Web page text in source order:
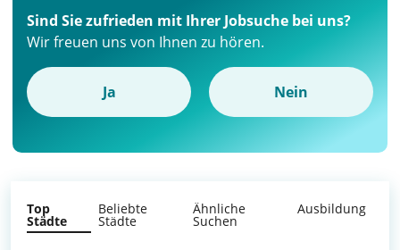
Sind Sie zufrieden mit Ihrer Jobsuche bei uns?
Wir freuen uns von Ihnen zu hören.
Ja Nein
Top
Städte
Beliebte
Städte
Ähnliche
Suchen
Ausbildung